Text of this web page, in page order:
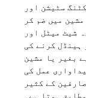
سٹیشن اور
میں ضم کر
شیٹ میٹل اور
ہینڈل کرنے کی
بغیر یا مشین
عمل کی
کے کثیر
ہوتا ہے۔